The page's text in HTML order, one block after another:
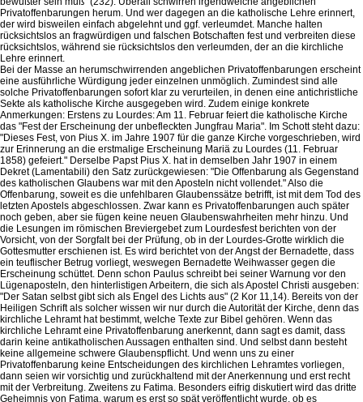
Privatoffenbarungen herum. Und wer dagegen an die katholische Lehre erinnert,
der wird bisweilen einfach abgelehnt und ggf. verleumdet. Manche halten
rücksichtslos an fragwürdigen und falschen Botschaften fest und verbreiten diese
rücksichtslos, während sie rücksichtslos den verleumden, der an die kirchliche
Lehre erinnert.
Bei der Masse an herumschwirrenden angeblichen Privatoffenbarungen erscheint
eine ausführliche Würdigung jeder einzelnen unmöglich. Zumindest sind alle
solche Privatoffenbarungen sofort klar zu verurteilen, in denen eine antichristliche
Sekte als katholische Kirche ausgegeben wird. Zudem einige konkrete
Anmerkungen: Erstens zu Lourdes: Am 11. Februar feiert die katholische Kirche
das "Fest der Erscheinung der unbefleckten Jungfrau Maria". Im Schott steht dazu:
"Dieses Fest, von Pius X. im Jahre 1907 für die ganze Kirche vorgeschrieben, wird
zur Erinnerung an die erstmalige Erscheinung Mariä zu Lourdes (11. Februar
1858) gefeiert." Derselbe Papst Pius X. hat in demselben Jahr 1907 in einem
Dekret (Lamentabili) den Satz zurückgewiesen: "Die Offenbarung als Gegenstand
des katholischen Glaubens war mit den Aposteln nicht vollendet." Also die
Offenbarung, soweit es die unfehlbaren Glaubenssätze betrifft, ist mit dem Tod des
letzten Apostels abgeschlossen. Zwar kann es Privatoffenbarungen auch später
noch geben, aber sie fügen keine neuen Glaubenswahrheiten mehr hinzu. Und
die Lesungen im römischen Breviergebet zum Lourdesfest berichten von der
Vorsicht, von der Sorgfalt bei der Prüfung, ob in der Lourdes-Grotte wirklich die
Gottesmutter erschienen ist. Es wird berichtet von der Angst der Bernadette, dass
ein teuflischer Betrug vorliegt, weswegen Bernadette Weihwasser gegen die
Erscheinung schüttet. Denn schon Paulus schreibt bei seiner Warnung vor den
Lügenaposteln, den hinterlistigen Arbeitern, die sich als Apostel Christi ausgeben:
"Der Satan selbst gibt sich als Engel des Lichts aus" (2 Kor 11,14). Bereits von der
Heiligen Schrift als solcher wissen wir nur durch die Autorität der Kirche, denn das
kirchliche Lehramt hat bestimmt, welche Texte zur Bibel gehören. Wenn das
kirchliche Lehramt eine Privatoffenbarung anerkennt, dann sagt es damit, dass
darin keine antikatholischen Aussagen enthalten sind. Und selbst dann besteht
keine allgemeine schwere Glaubenspflicht. Und wenn uns zu einer
Privatoffenbarung keine Entscheidungen des kirchlichen Lehramtes vorliegen,
dann seien wir vorsichtig und zurückhaltend mit der Anerkennung und erst recht
mit der Verbreitung. Zweitens zu Fatima. Besonders eifrig diskutiert wird das dritte
Geheimnis von Fatima, warum es erst so spät veröffentlicht wurde, ob es